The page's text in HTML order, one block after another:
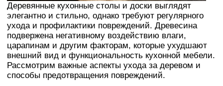
Деревянные кухонные столы и доски выглядят
элегантно и стильно, однако требуют регулярного
ухода и профилактики повреждений. Древесина
подвержена негативному воздействию влаги,
царапинам и другим факторам, которые ухудшают
внешний вид и функциональность кухонной мебели.
Рассмотрим важные аспекты ухода за деревом и
способы предотвращения повреждений.